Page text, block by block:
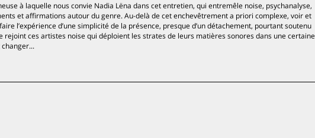
à laquelle nous convie Nadia Lëna dans cet entretien, qui entremêle noise, psychanalyse,
et affirmations autour du genre. Au-delà de cet enchevêtrement a priori complexe, voir et
l’expérience d’une simplicité de la présence, presque d’un détachement, pourtant soutenu
rejoint ces artistes noise qui déploient les strates de leurs matières sonores dans une certaine